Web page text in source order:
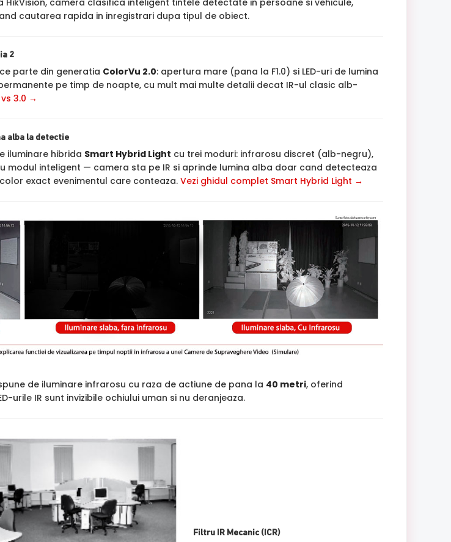
HikVision, camera clasifica inteligent tintele detectate in persoane si vehicule,
cautarea rapida in inregistrari dupa tipul de obiect.
2
parte din generatia ColorVu 2.0: apertura mare (pana la F1.0) si LED-uri de lumina
pe timp de noapte, cu mult mai multe detalii decat IR-ul clasic alb-
3.0 →
alba la detectie
iluminare hibrida Smart Hybrid Light cu trei moduri: infrarosu discret (alb-negru),
modul inteligent — camera sta pe IR si aprinde lumina alba doar cand detecteaza
exact evenimentul care conteaza. Vezi ghidul complet Smart Hybrid Light →
de iluminare infrarosu cu raza de actiune de pana la 40 metri, oferind
urile IR sunt invizibile ochiului uman si nu deranjeaza.
Filtru IR Mecanic (ICR)